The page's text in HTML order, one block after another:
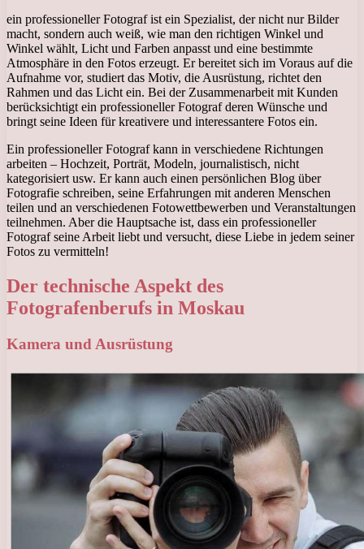
ein professioneller Fotograf ist ein Spezialist, der nicht nur Bilder
macht, sondern auch weiß, wie man den richtigen Winkel und
Winkel wählt, Licht und Farben anpasst und eine bestimmte
Atmosphäre in den Fotos erzeugt. Er bereitet sich im Voraus auf die
Aufnahme vor, studiert das Motiv, die Ausrüstung, richtet den
Rahmen und das Licht ein. Bei der Zusammenarbeit mit Kunden
berücksichtigt ein professioneller Fotograf deren Wünsche und
bringt seine Ideen für kreativere und interessantere Fotos ein.
Ein professioneller Fotograf kann in verschiedene Richtungen
arbeiten – Hochzeit, Porträt, Modeln, journalistisch, nicht
kategorisiert usw. Er kann auch einen persönlichen Blog über
Fotografie schreiben, seine Erfahrungen mit anderen Menschen
teilen und an verschiedenen Fotowettbewerben und Veranstaltungen
teilnehmen. Aber die Hauptsache ist, dass ein professioneller
Fotograf seine Arbeit liebt und versucht, diese Liebe in jedem seiner
Fotos zu vermitteln!
Der technische Aspekt des
Fotografenberufs in Moskau
Kamera und Ausrüstung